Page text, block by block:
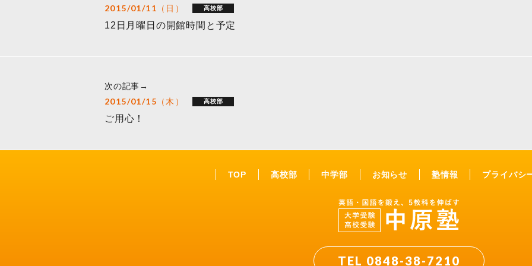
2015/01/11（日） 高校部
12日月曜日の開館時間と予定
次の記事→
2015/01/15（木） 高校部
ご用心！
TOP 高校部 中学部 お知らせ 塾情報 プライバシ
TEL 0848-38-7210